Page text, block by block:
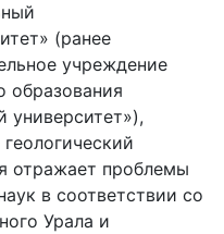
(ранее
учреждение
образования
университет»),
отражает проблемы
в соответствии со
Урала и